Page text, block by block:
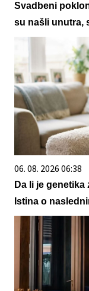
Svadbeni
su našli unutra,
06. 08. 2026 06:38
Da li je
Istina o